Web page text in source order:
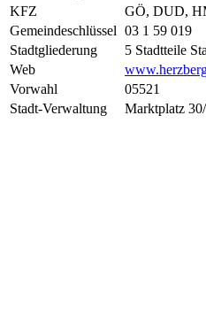
KFZ
GÖ, DUD,
Gemeindeschlüssel 03 1 59 019
Stadtgliederung
5 Stadtteile
Web
Vorwahl
05521
Stadt-Verwaltung
Marktplatz